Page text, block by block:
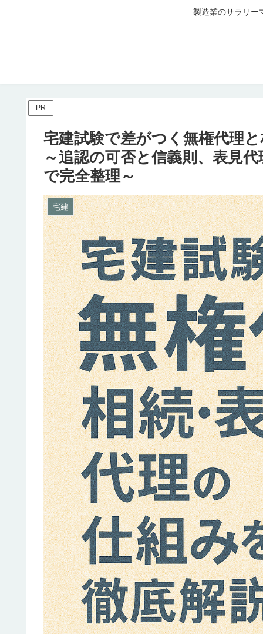
製造業のサラリー
PR
宅建試験で差がつく無権代理
～追認の可否と信義則、表見
で完全整理～
宅建